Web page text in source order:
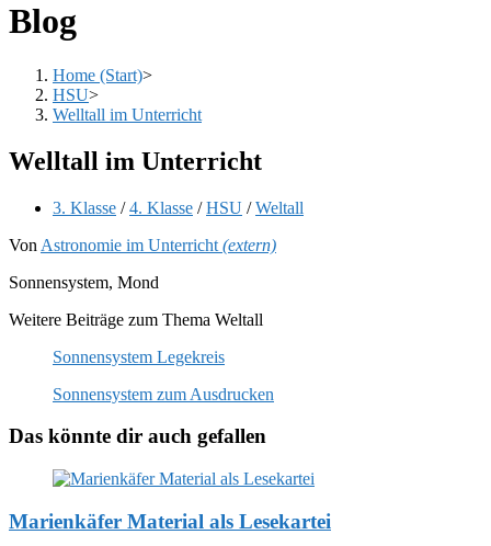
Blog
Home (Start)>
HSU>
Welltall im Unterricht
Welltall im Unterricht
Beitrags-
3. Klasse / 4. Klasse / HSU / Weltall
Von Astronomie im Unterricht (extern)
Sonnensystem, Mond
Weitere Beiträge zum Thema Weltall
Sonnensystem Legekreis
Sonnensystem zum Ausdrucken
Das könnte dir auch gefallen
Marienkäfer Material als Lesekartei